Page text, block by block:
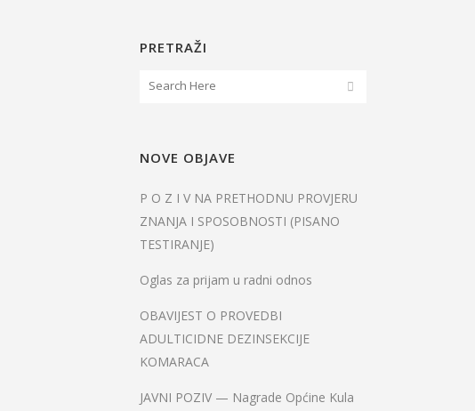
PRETRAŽI
NOVE OBJAVE
P O Z I V NA PRETHODNU PROVJERU
ZNANJA I SPOSOBNOSTI (PISANO
TESTIRANJE)
Oglas za prijam u radni odnos
OBAVIJEST O PROVEDBI
ADULTICIDNE DEZINSEKCIJE
KOMARACA
JAVNI POZIV — Nagrade Općine Kula